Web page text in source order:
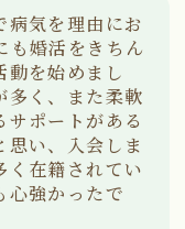
病気を理由にお
も婚活をきちん
動を始めまし
多く、また柔軟
サポートがある
思い、入会しま
く在籍されてい
心強かったで